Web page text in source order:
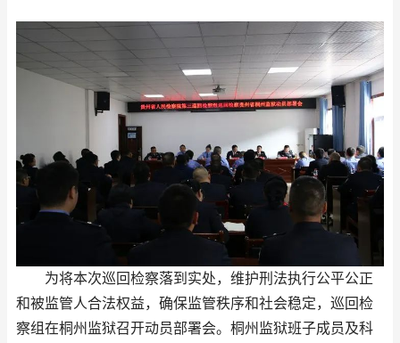
为将本次巡回检察落到实处，维护刑法执行公平公正
和被监管人合法权益，确保监管秩序和社会稳定，巡回检
察组在桐州监狱召开动员部署会。桐州监狱班子成员及科